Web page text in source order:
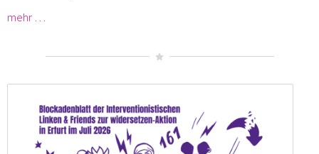
mehr …